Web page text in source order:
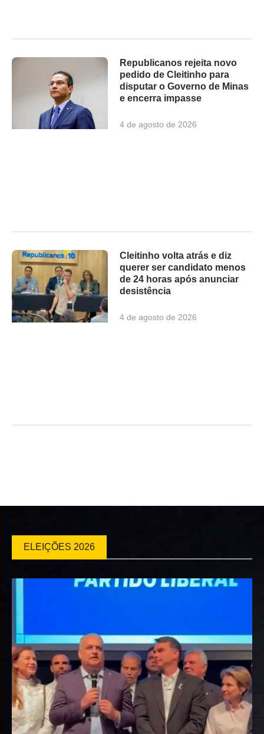
Republicanos rejeita novo
pedido de Cleitinho para
disputar o Governo de Minas
e encerra impasse
4 de agosto de 2026
Cleitinho volta atrás e diz
querer ser candidato menos
de 24 horas após anunciar
desistência
4 de agosto de 2026
ELEIÇÕES 2026